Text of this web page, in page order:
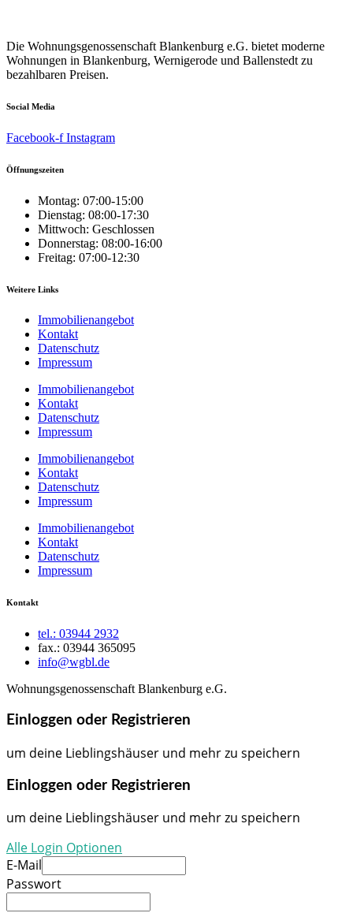
Die Wohnungsgenossenschaft Blankenburg e.G. bietet moderne
Wohnungen in Blankenburg, Wernigerode und Ballenstedt zu
bezahlbaren Preisen.
Social Media
Facebook-f Instagram
Öffnungszeiten
Montag: 07:00-15:00
Dienstag: 08:00-17:30
Mittwoch: Geschlossen
Donnerstag: 08:00-16:00
Freitag: 07:00-12:30
Weitere Links
Immobilienangebot
Kontakt
Datenschutz
Impressum
Immobilienangebot
Kontakt
Datenschutz
Impressum
Immobilienangebot
Kontakt
Datenschutz
Impressum
Immobilienangebot
Kontakt
Datenschutz
Impressum
Kontakt
tel.: 03944 2932
fax.: 03944 365095
info@wgbl.de
Wohnungsgenossenschaft Blankenburg e.G.
Einloggen oder Registrieren
um deine Lieblingshäuser und mehr zu speichern
Einloggen oder Registrieren
um deine Lieblingshäuser und mehr zu speichern
Alle Login Optionen
E-Mail
Passwort